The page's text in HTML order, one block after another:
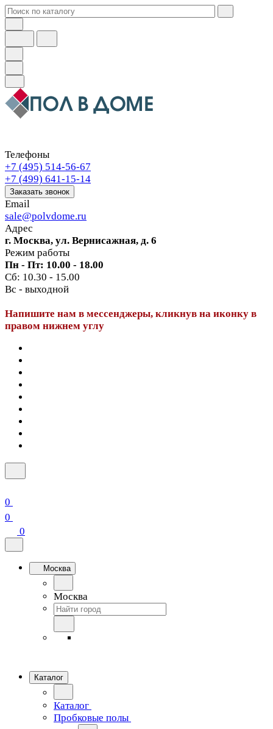
Телефоны
+7 (495) 514-56-67
+7 (499) 641-15-14
Заказать звонок
Email
sale@polvdome.ru
Адрес
г. Москва, ул. Вернисажная, д. 6
Режим работы
Пн - Пт: 10.00 - 18.00
Сб: 10.30 - 15.00
Вс - выходной
Напишите нам в мессенджеры, кликнув на иконку в
правом нижнем углу
0
0
0
Москва
Москва
Каталог
Каталог
Пробковые полы